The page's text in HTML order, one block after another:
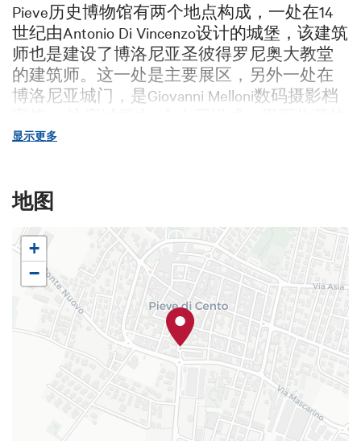
Pieve历史博物馆有两个地点构成，一处在14
世纪由Antonio Di Vincenzo设计的城堡，该建筑
师也是建设了博洛尼亚圣彼得罗尼奥大教堂
的建筑师。这一处是主要展区，另外一处在
博洛尼亚城门，是Giovanni Melloni数码摄影档
展品讲述了Pieve di Cento的千年历史，从城邦
个视频陪伴参观者整个参观过程。 Giovanni
历史的照片，在被数码处理后可以在触屏设
备上观看。这是本大区第一座可用数码技术
展示的市立博物馆。
显示更多
地图
+
−